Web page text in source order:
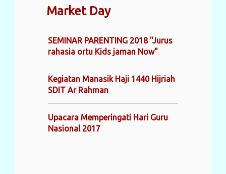
Market Day
SEMINAR PARENTING 2018 "Jurus
rahasia ortu Kids jaman Now"
Kegiatan Manasik Haji 1440 Hijriah
SDIT Ar Rahman
Upacara Memperingati Hari Guru
Nasional 2017